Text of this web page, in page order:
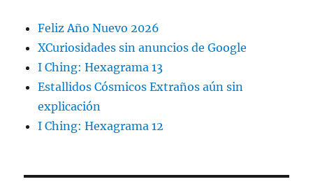
Feliz Año Nuevo 2026
XCuriosidades sin anuncios de Google
I Ching: Hexagrama 13
Estallidos Cósmicos Extraños aún sin
explicación
I Ching: Hexagrama 12